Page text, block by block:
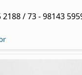
2188 / 73 - 98143